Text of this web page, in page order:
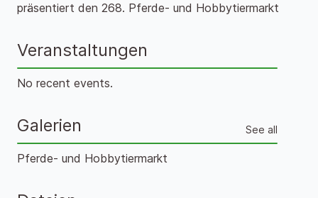
präsentiert den 268. Pferde- und Hobbytiermarkt
Veranstaltungen
No recent events.
Galerien See all
Pferde- und Hobbytiermarkt